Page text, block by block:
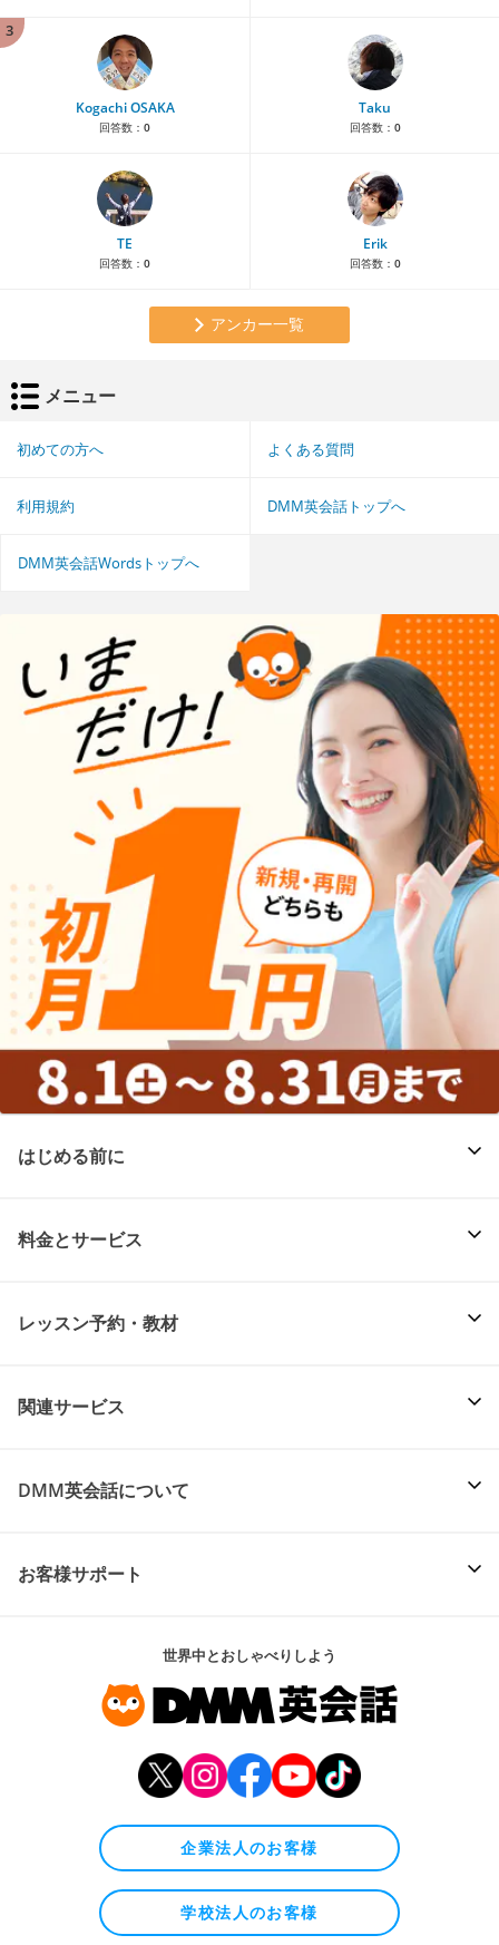
3
Kogachi OSAKA
回答数： 0
Taku
回答数： 0
TE
回答数： 0
Erik
回答数： 0
アンカー一覧
メニュー
初めての方へ よくある質問
利用規約 DMM英会話トップへ
DMM英会話Wordsトップへ
はじめる前に
料金とサービス
レッスン予約・教材
関連サービス
DMM英会話について
お客様サポート
世界中とおしゃべりしよう
企業法人のお客様
学校法人のお客様